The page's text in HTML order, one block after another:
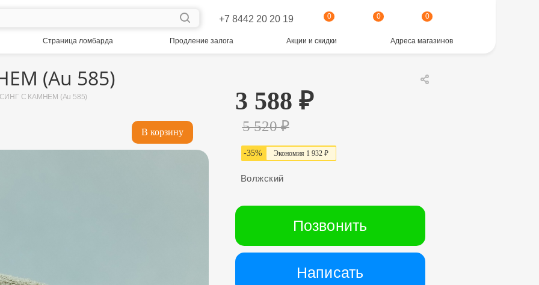
+7 8442 20 20 19 0 0 0
Страница ломбарда Продление залога Акции и скидки Адреса магазинов
(Au 585)
С КАМНЕМ (Au 585)
В корзину
3 588 ₽
5 520₽
-35% Экономия 1 932 ₽
Волжский
Позвонить
Написать